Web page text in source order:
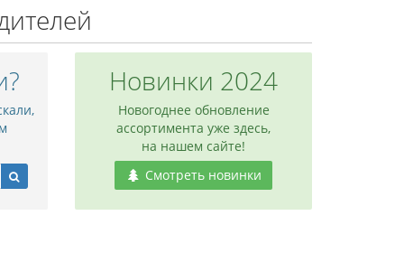
Новинки 2024
Новогоднее обновление
ассортимента уже здесь,
на нашем сайте!
Смотреть новинки